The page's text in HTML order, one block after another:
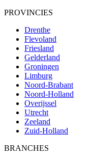
PROVINCIES
Drenthe
Flevoland
Friesland
Gelderland
Groningen
Limburg
Noord-Brabant
Noord-Holland
Overijssel
Utrecht
Zeeland
Zuid-Holland
BRANCHES